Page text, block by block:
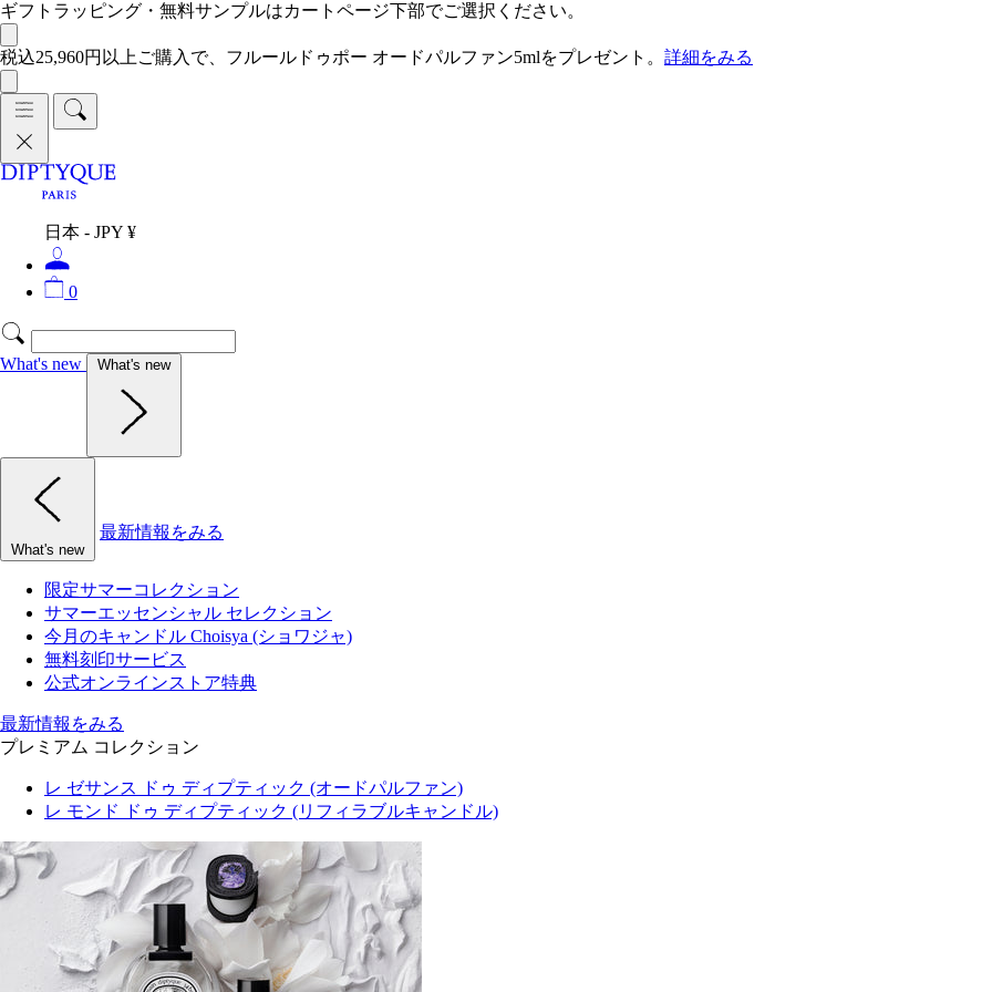
ギフトラッピング・無料サンプルはカートページ下部でご選択ください。
税込25,960円以上ご購入で、フルールドゥポー オードパルファン5mlをプレゼント。 詳細をみる
日本 - JPY ¥
0
What's new What's new
What's new
最新情報をみる
限定サマーコレクション
サマーエッセンシャル セレクション
今月のキャンドル Choisya (ショワジャ)
無料刻印サービス
公式オンラインストア特典
最新情報をみる
プレミアム コレクション
レ ゼサンス ドゥ ディプティック (オードパルファン)
レ モンド ドゥ ディプティック (リフィラブルキャンドル)